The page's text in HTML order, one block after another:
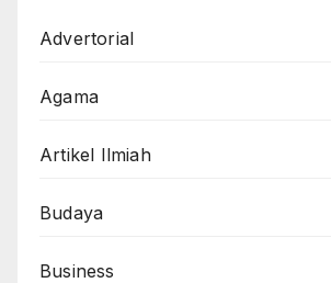
Advertorial
Agama
Artikel Ilmiah
Budaya
Business